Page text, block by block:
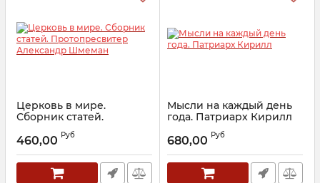
Церковь в мире.
Сборник статей.
Протопресвитер
Александр Шмеман
Артикул: 20170
460,00 Руб
Мысли на каждый день
года. Патриарх Кирилл
21758
680,00 Руб